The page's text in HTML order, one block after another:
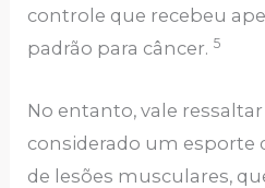
controle que recebeu
padrão para câncer. 5
No entanto, vale
considerado um esporte
de lesões musculares,